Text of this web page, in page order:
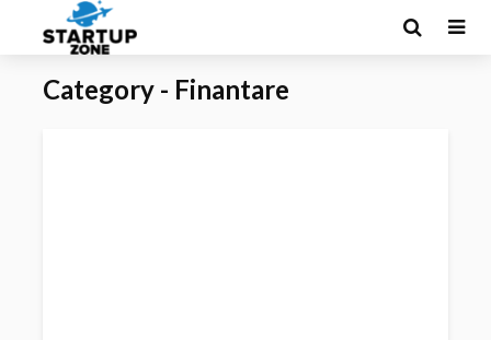
Category - Finantare